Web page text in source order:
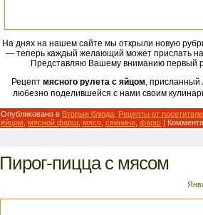
На днях на нашем сайте мы открыли новую
— теперь каждый желающий может прислать
Представляю Вашему вниманию первый
Рецепт мясного рулета с яйцом, присланный
любезно поделившейся с нами своим
Опубликовано в Вторые блюда Рецепты от
яйцом мясной фарш мясо свинина фарш
Пирог-пицца с мясом